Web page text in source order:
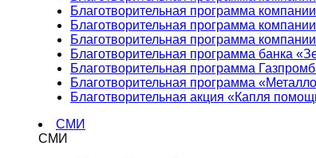
Благотворительная программа
Благотворительная программа
Благотворительная программа
Благотворительная программа банка
Благотворительная программа
Благотворительная программа
Благотворительная акция «Капля
СМИ
СМИ